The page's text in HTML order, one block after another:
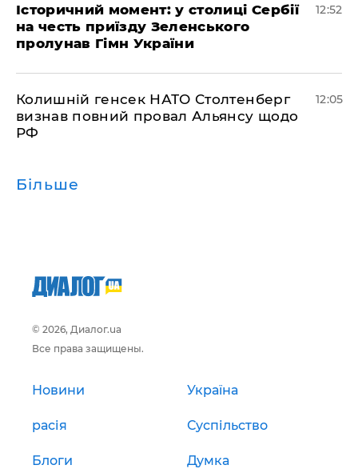
Історичний момент: у столиці Сербії
на честь приїзду Зеленського
пролунав Гімн України
12:52
Колишній генсек НАТО Столтенберг
визнав повний провал Альянсу щодо
РФ
12:05
Більше
© 2026, Диалог.ua
Все права защищены.
Новини Україна
расія Суспільство
Блоги Думка